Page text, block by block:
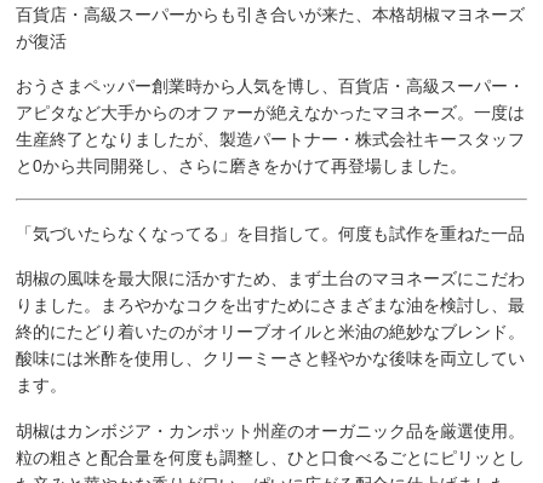
百貨店・高級スーパーからも引き合いが来た、本格胡椒マヨネーズ
が復活
おうさまペッパー創業時から人気を博し、百貨店・高級スーパー・
アピタなど大手からのオファーが絶えなかったマヨネーズ。一度は
生産終了となりましたが、製造パートナー・株式会社キースタッフ
と0から共同開発し、さらに磨きをかけて再登場しました。
「気づいたらなくなってる」を目指して。何度も試作を重ねた一品
胡椒の風味を最大限に活かすため、まず土台のマヨネーズにこだわ
りました。まろやかなコクを出すためにさまざまな油を検討し、最
終的にたどり着いたのがオリーブオイルと米油の絶妙なブレンド。
酸味には米酢を使用し、クリーミーさと軽やかな後味を両立してい
ます。
胡椒はカンボジア・カンポット州産のオーガニック品を厳選使用。
粒の粗さと配合量を何度も調整し、ひと口食べるごとにピリッとし